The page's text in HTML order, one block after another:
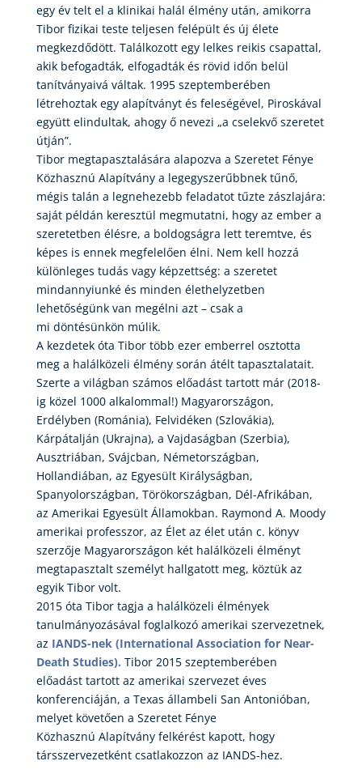
egy év telt el a klinikai halál élmény után, amikorra
Tibor fizikai teste teljesen felépült és új élete
megkezdődött. Találkozott egy lelkes reikis csapattal,
akik befogadták, elfogadták és rövid időn belül
tanítványaivá váltak. 1995 szeptemberében
létrehoztak egy alapítványt és feleségével, Piroskával
együtt elindultak, ahogy ő nevezi „a cselekvő szeretet
útján”.
Tibor megtapasztalására alapozva a Szeretet Fénye
Közhasznú Alapítvány a legegyszerűbbnek tűnő,
mégis talán a legnehezebb feladatot tűzte zászlajára:
saját példán keresztül megmutatni, hogy az ember a
szeretetben élésre, a boldogságra lett teremtve, és
képes is ennek megfelelően élni. Nem kell hozzá
különleges tudás vagy képzettség: a szeretet
mindannyiunké és minden élethelyzetben
lehetőségünk van megélni azt – csak a
mi döntésünkön múlik.
A kezdetek óta Tibor több ezer emberrel osztotta
meg a halálközeli élmény során átélt tapasztalatait.
Szerte a világban számos előadást tartott már (2018-
ig közel 1000 alkalommal!) Magyarországon,
Erdélyben (Románia), Felvidéken (Szlovákia),
Kárpátalján (Ukrajna), a Vajdaságban (Szerbia),
Ausztriában, Svájcban, Németországban,
Hollandiában, az Egyesült Királyságban,
Spanyolországban, Törökországban, Dél-Afrikában,
az Amerikai Egyesült Államokban. Raymond A. Moody
amerikai professzor, az Élet az élet után c. könyv
szerzője Magyarországon két halálközeli élményt
megtapasztalt személyt hallgatott meg, köztük az
egyik Tibor volt.
2015 óta Tibor tagja a halálközeli élmények
tanulmányozásával foglalkozó amerikai szervezetnek,
az IANDS-nek (International Association for Near-
Death Studies). Tibor 2015 szeptemberében
előadást tartott az amerikai szervezet éves
konferenciáján, a Texas állambeli San Antonióban,
melyet követően a Szeretet Fénye
Közhasznú Alapítvány felkérést kapott, hogy
társszervezetként csatlakozzon az IANDS-hez.